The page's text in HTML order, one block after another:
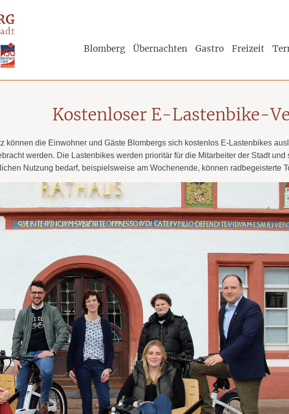
Blomberg Übernachten Gastro Freizeit
Tipp!
Kostenloser E-Lastenbike-
können die Einwohner und Gäste Blombergs sich kostenlos E-Lastenbikes
werden. Die Lastenbikes werden prioritär für die Mitarbeiter der Stadt
Nutzung bedarf, beispielsweise am Wochenende, können radbegeisterte